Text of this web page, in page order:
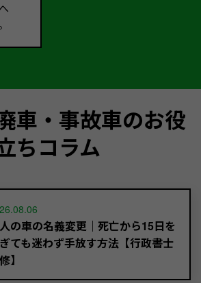
車・事故車のお役
ちコラム
の車の名義変更｜死亡から15日を
ても迷わず手放す方法【行政書士
】